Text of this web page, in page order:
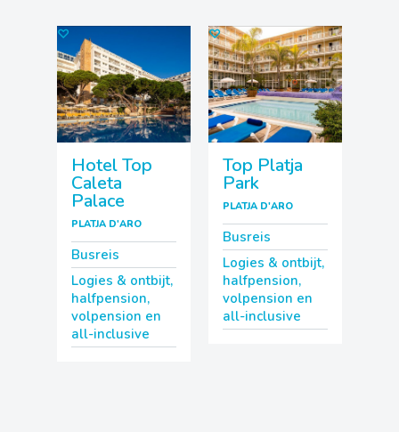
♡
Hotel Top
Caleta
Palace
PLATJA D'ARO
Busreis
Logies & ontbijt,
halfpension,
volpension en
all-inclusive
♡
Top Platja
Park
PLATJA D'ARO
Busreis
Logies & ontbijt,
halfpension,
volpension en
all-inclusive